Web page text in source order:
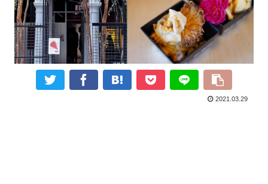
2021.03.29